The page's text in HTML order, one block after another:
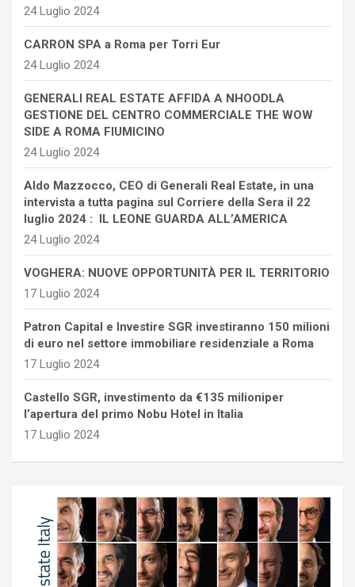
24 Luglio 2024
CARRON SPA a Roma per Torri Eur
24 Luglio 2024
GENERALI REAL ESTATE AFFIDA A NHOODLA
GESTIONE DEL CENTRO COMMERCIALE THE WOW
SIDE A ROMA FIUMICINO
24 Luglio 2024
Aldo Mazzocco, CEO di Generali Real Estate, in una
intervista a tutta pagina sul Corriere della Sera il 22
luglio 2024 : IL LEONE GUARDA ALL’AMERICA
24 Luglio 2024
VOGHERA: NUOVE OPPORTUNITÀ PER IL TERRITORIO
17 Luglio 2024
Patron Capital e Investire SGR investiranno 150 milioni
di euro nel settore immobiliare residenziale a Roma
17 Luglio 2024
Castello SGR, investimento da €135 milioniper
l’apertura del primo Nobu Hotel in Italia
17 Luglio 2024